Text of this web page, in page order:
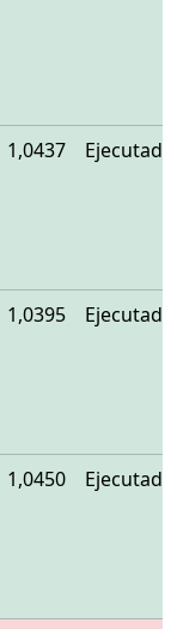
1,0437 Ejecutado
1,0395 Ejecutado
1,0450 Ejecutado